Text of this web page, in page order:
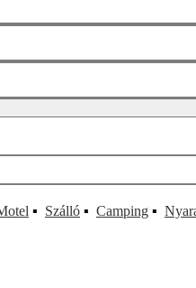
▪ Szálló ▪ Camping ▪